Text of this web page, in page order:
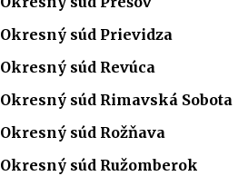
Okresný súd Prievidza
Okresný súd Revúca
Okresný súd Rimavská Sobota
Okresný súd Rožňava
Okresný súd Ružomberok